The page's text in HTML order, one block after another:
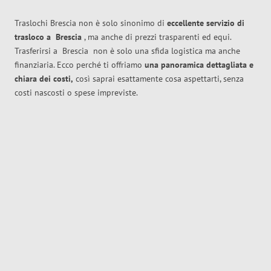
Traslochi Brescia non è solo sinonimo di eccellente servizio di
trasloco a Brescia , ma anche di prezzi trasparenti ed equi.
Trasferirsi a Brescia non è solo una sfida logistica ma anche
finanziaria. Ecco perché ti offriamo una panoramica dettagliata e
chiara dei costi, così saprai esattamente cosa aspettarti, senza
costi nascosti o spese impreviste.